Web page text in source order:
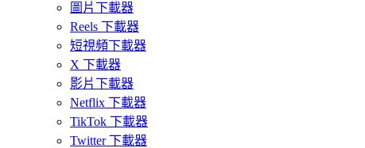
圖片下載器
Reels 下載器
短視頻下載器
X 下載器
影片下載器
Netflix 下載器
TikTok 下載器
Twitter 下載器